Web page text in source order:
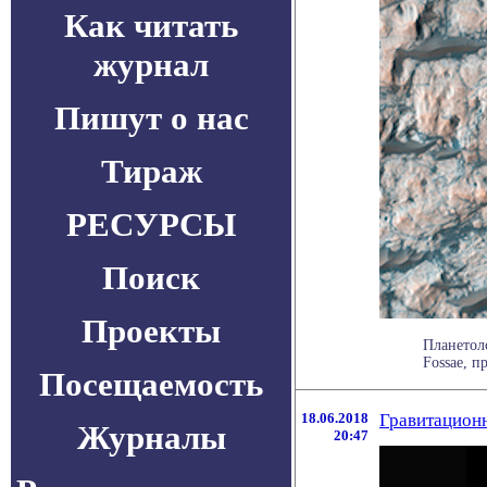
Как читать
журнал
Пишут о нас
Тираж
РЕСУРСЫ
Поиск
Проекты
Посещаемость
Журналы
Fossae,
18.06.2018
20:47